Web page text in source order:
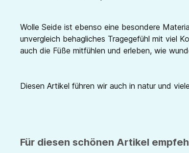
Wolle Seide ist ebenso eine besondere
unvergleich behagliches Tragegefühl mit viel
auch die Füße mitfühlen und erleben, wie
Diesen Artikel führen wir auch in natur und
Für diesen schönen Artikel